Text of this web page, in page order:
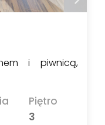
i piwnicą,
Piętro
3